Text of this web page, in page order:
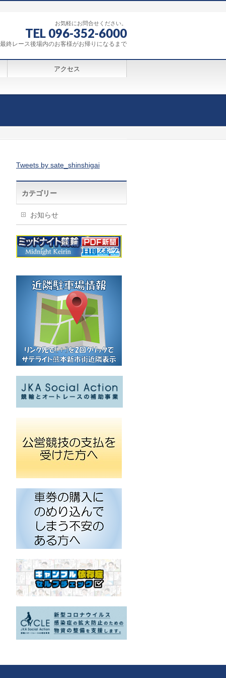
お気軽にお問合せください。
TEL 096-352-6000
終レース後場内のお客様がお帰りになるまで
アクセス
Tweets by sate_shinshigai
カテゴリー
お知らせ